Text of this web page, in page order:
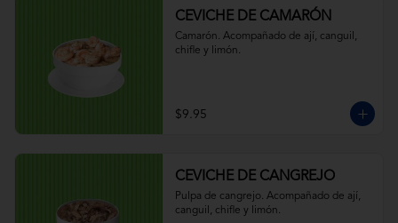
CEVICHE DE CAMARÓN
Camarón. Acompañado de ají, canguil,
chifle y limón.
$9.95
CEVICHE DE CANGREJO
Pulpa de cangrejo. Acompañado de ají,
canguil, chifle y limón.